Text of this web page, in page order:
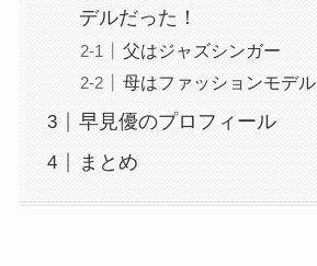
デルだった！
父はジャズシンガー
母はファッションモデル
早見優のプロフィール
まとめ